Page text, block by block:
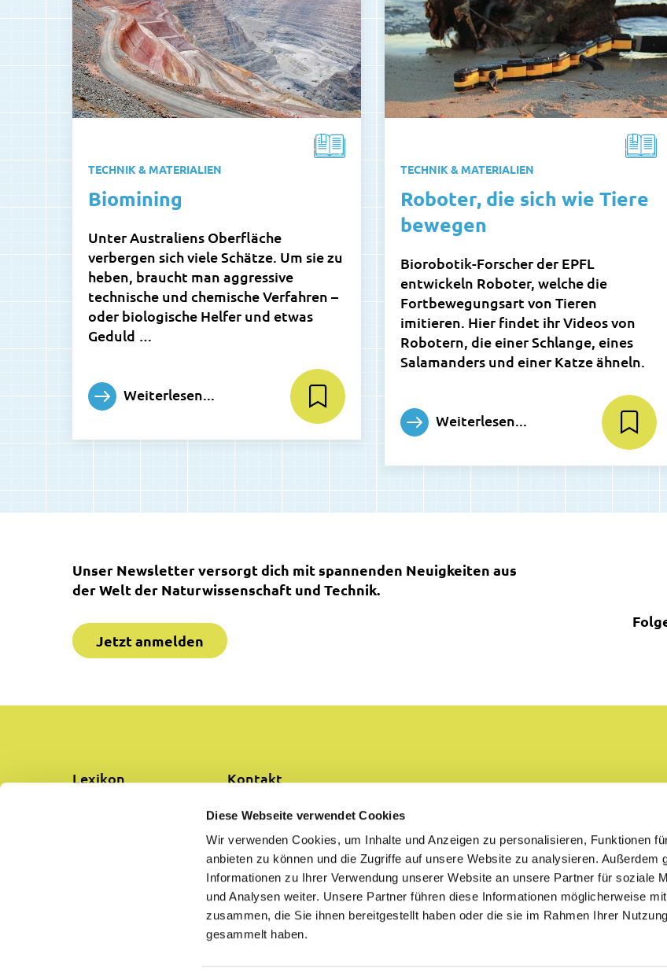
Diese Webseite verwendet Cookies
Wir verwenden Cookies, um Inhalte und Anzeigen zu personalisieren, Funktionen
anbieten zu können und die Zugriffe auf unsere Website zu analysieren. Außerdem
Informationen zu Ihrer Verwendung unserer Website an unsere Partner für soziale
und Analysen weiter. Unsere Partner führen diese Informationen möglicherweise
zusammen, die Sie ihnen bereitgestellt haben oder die sie im Rahmen Ihrer
gesammelt haben.
TECHNIK & MATERIALIEN
Biomining
Unter Australiens Oberfläche
verbergen sich viele Schätze. Um sie zu
heben, braucht man aggressive
technische und chemische Verfahren –
oder biologische Helfer und etwas
Geduld …
Weiterlesen...
TECHNIK & MATERIALIEN
Roboter, die sich wie Tiere
bewegen
Biorobotik-Forscher der EPFL
entwickeln Roboter, welche die
Fortbewegungsart von Tieren
imitieren. Hier findet ihr Videos von
Robotern, die einer Schlange, eines
Salamanders und einer Katze ähneln.
Weiterlesen...
Unser Newsletter versorgt dich mit spannenden Neuigkeiten aus
der Welt der Naturwissenschaft und Technik.
Jetzt anmelden
Lexikon Kontakt
Über uns
Datenschutz
AGB
Copyright 2026